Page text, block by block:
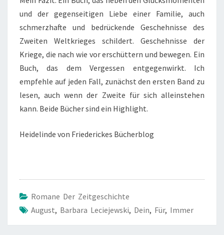
und der gegenseitigen Liebe einer Familie, auch
schmerzhafte und bedrückende Geschehnisse des
Zweiten Weltkrieges schildert. Geschehnisse der
Kriege, die nach wie vor erschüttern und bewegen. Ein
Buch, das dem Vergessen entgegenwirkt. Ich
empfehle auf jeden Fall, zunächst den ersten Band zu
lesen, auch wenn der Zweite für sich alleinstehen
kann. Beide Bücher sind ein Highlight.
Heidelinde von Friederickes Bücherblog
Romane Der Zeitgeschichte
August, Barbara Leciejewski, Dein, Für, Immer